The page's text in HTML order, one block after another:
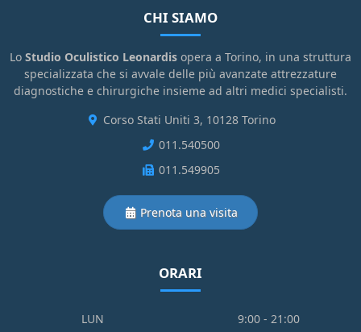
CHI SIAMO
Lo Studio Oculistico Leonardis opera a Torino, in una struttura
specializzata che si avvale delle più avanzate attrezzature
diagnostiche e chirurgiche insieme ad altri medici specialisti.
Corso Stati Uniti 3, 10128 Torino
011.540500
011.549905
Prenota una visita
ORARI
LUN
9:00 - 21:00